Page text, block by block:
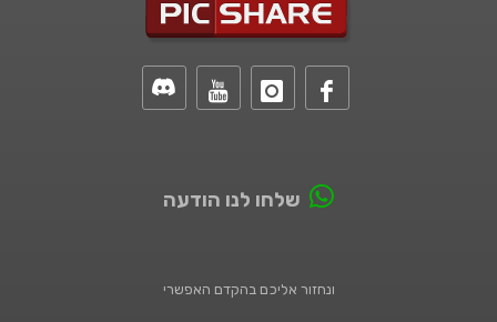
שלחו לנו הודעה
ונחזור אליכם בהקדם האפשרי